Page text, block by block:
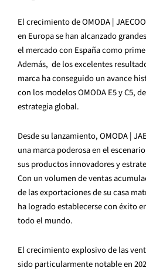
El crecimiento de OMODA |
en Europa se han alcanzado
el mercado con España como
Además, de los excelentes
marca ha conseguido un avance
con los modelos OMODA E5 y C5,
estrategia global.
Desde su lanzamiento, OMODA |
una marca poderosa en el
sus productos innovadores y
Con un volumen de ventas
de las exportaciones de su casa
ha logrado establecerse con éxito
todo el mundo.
El crecimiento explosivo de las
sido particularmente notable en